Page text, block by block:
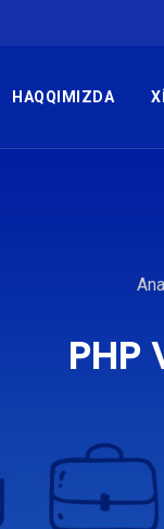
HAQQIMIZDA
PHP